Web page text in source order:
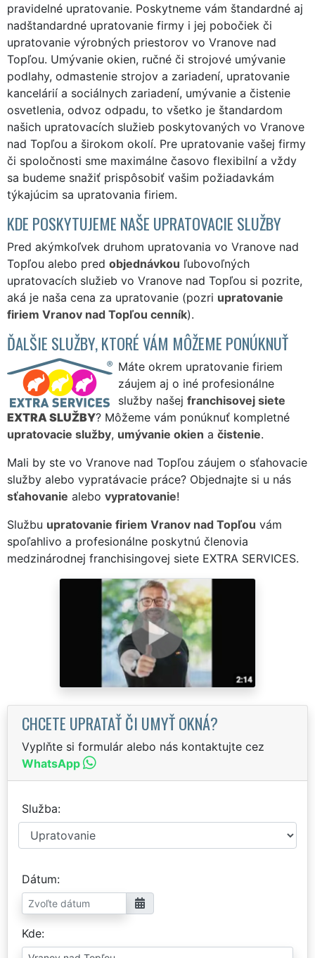
pravidelné upratovanie. Poskytneme vám štandardné aj
nadštandardné upratovanie firmy i jej pobočiek či
upratovanie výrobných priestorov vo Vranove nad
Topľou. Umývanie okien, ručné či strojové umývanie
podlahy, odmastenie strojov a zariadení, upratovanie
kancelárií a sociálnych zariadení, umývanie a čistenie
osvetlenia, odvoz odpadu, to všetko je štandardom
našich upratovacích služieb poskytovaných vo Vranove
nad Topľou a širokom okolí. Pre upratovanie vašej firmy
či spoločnosti sme maximálne časovo flexibilní a vždy
sa budeme snažiť prispôsobiť vašim požiadavkám
týkajúcim sa upratovania firiem.
KDE POSKYTUJEME NAŠE UPRATOVACIE SLUŽBY
Pred akýmkoľvek druhom upratovania vo Vranove nad
Topľou alebo pred objednávkou ľubovoľných
upratovacích služieb vo Vranove nad Topľou si pozrite,
aká je naša cena za upratovanie (pozri upratovanie
firiem Vranov nad Topľou cenník).
ĎALŠIE SLUŽBY, KTORÉ VÁM MÔŽEME PONÚKNUŤ
Máte okrem upratovanie firiem
záujem aj o iné profesionálne
služby našej franchisovej siete
EXTRA SLUŽBY? Môžeme vám ponúknuť kompletné
upratovacie služby, umývanie okien a čistenie.
Mali by ste vo Vranove nad Topľou záujem o sťahovacie
služby alebo vypratávacie práce? Objednajte si u nás
sťahovanie alebo vypratovanie!
Službu upratovanie firiem Vranov nad Topľou vám
spoľahlivo a profesionálne poskytnú členovia
medzinárodnej franchisingovej siete EXTRA SERVICES.
CHCETE UPRATAŤ ČI UMYŤ OKNÁ?
Vyplňte si formulár alebo nás kontaktujte cez
WhatsApp
Služba
Dátum
Kde